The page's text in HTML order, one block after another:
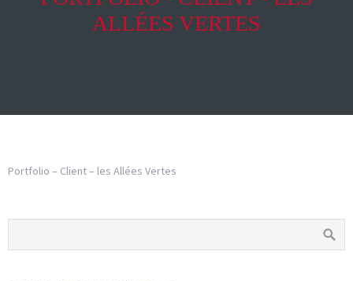
ALLÉES VERTES
Portfolio – Client – les Allées Vertes